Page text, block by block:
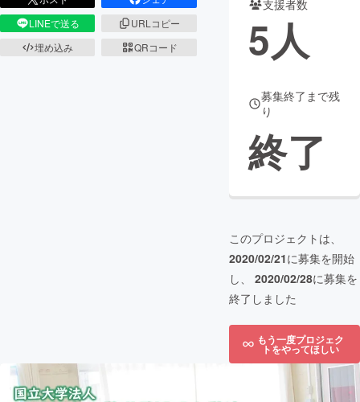
CAMPFIRE for Social Good CAMPFIRE Creation
CAMPFIREふるさと納税
コミュニティ
LINEで送る
URLコピー
埋め込み
QRコード
支援者数
5人
募集終了まで残
り
終了
このプロジェクトは、
2020/02/21に募集を開始
し、 2020/02/28に募集を
終了しました
もう一度プロジェク
トをやってほしい